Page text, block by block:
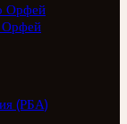
Орфей
(РБА)